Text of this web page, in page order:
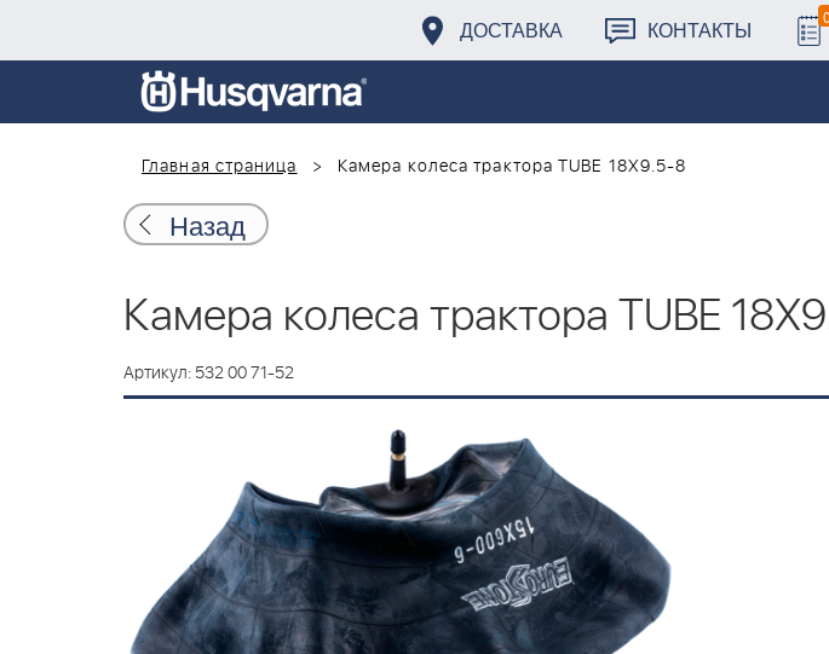
ДОСТАВКА КОНТАКТЫ 0
Главная страница
Камера колеса трактора TUBE 18X9.5-8
Назад
Камера колеса трактора TUBE
Артикул: 532 00 71-52